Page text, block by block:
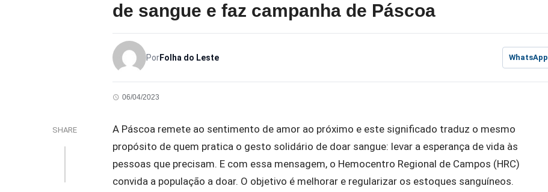
de sangue e faz campanha de Páscoa
PorFolha do Leste WhatsApp
06/04/2023
SHARE
A Páscoa remete ao sentimento de amor ao próximo e este significado traduz o mesmo
propósito de quem pratica o gesto solidário de doar sangue: levar a esperança de vida às
pessoas que precisam. E com essa mensagem, o Hemocentro Regional de Campos (HRC)
convida a população a doar. O objetivo é melhorar e regularizar os estoques sanguíneos.